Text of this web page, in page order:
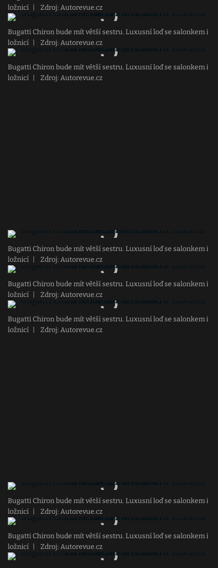
ložnicí
Zdroj: Autorevue.cz
Bugatti Chiron bude mít větší sestru. Luxusní loď se salonkem i
ložnicí
Zdroj: Autorevue.cz
Bugatti Chiron bude mít větší sestru. Luxusní loď se salonkem i
ložnicí
Zdroj: Autorevue.cz
Bugatti Chiron bude mít větší sestru. Luxusní loď se salonkem i
ložnicí
Zdroj: Autorevue.cz
Bugatti Chiron bude mít větší sestru. Luxusní loď se salonkem i
ložnicí
Zdroj: Autorevue.cz
Bugatti Chiron bude mít větší sestru. Luxusní loď se salonkem i
ložnicí
Zdroj: Autorevue.cz
Bugatti Chiron bude mít větší sestru. Luxusní loď se salonkem i
ložnicí
Zdroj: Autorevue.cz
Bugatti Chiron bude mít větší sestru. Luxusní loď se salonkem i
ložnicí
Zdroj: Autorevue.cz